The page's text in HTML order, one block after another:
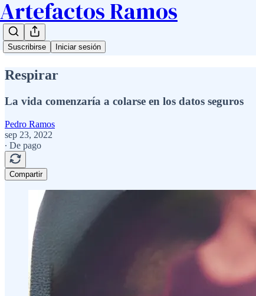
Artefactos Ramos
Suscribirse Iniciar sesión
Respirar
La vida comenzaría a colarse en los datos seguros
Pedro Ramos
sep 23, 2022
∙ De pago
Compartir